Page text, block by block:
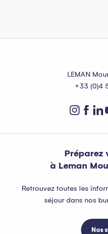
LEMAN
+33 (0)4
Préparez
à Leman
Retrouvez toutes les
séjour dans nos
Nos